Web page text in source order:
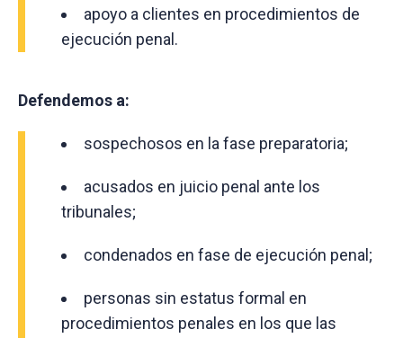
apoyo a clientes en procedimientos de
ejecución penal.
Defendemos a:
sospechosos en la fase preparatoria;
acusados en juicio penal ante los
tribunales;
condenados en fase de ejecución penal;
personas sin estatus formal en
procedimientos penales en los que las